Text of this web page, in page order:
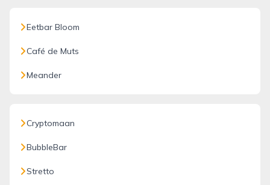
Eetbar Bloom
Café de Muts
Meander
Cryptomaan
BubbleBar
Stretto